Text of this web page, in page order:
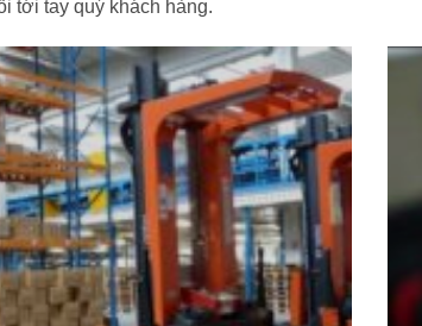
tới tay quý khách hàng.